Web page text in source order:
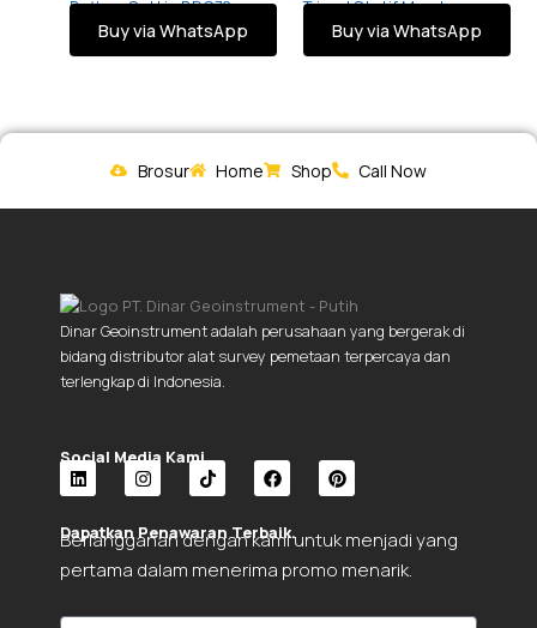
Battery Sokkia BDC70
Buy via WhatsApp
Tripod Statif Merah
Buy via WhatsApp
Brosur Home Shop Call Now
Dinar Geoinstrument adalah perusahaan yang bergerak di
bidang distributor alat survey pemetaan terpercaya dan
terlengkap di Indonesia.
Social Media Kami.
L
n
e
i
I
n
s
t
a
r
T
k
o
F
a
c
b
o
P
n
e
e
Dapatkan Penawaran Terbaik.
Berlangganan dengan kami untuk menjadi yang
pertama dalam menerima promo menarik.